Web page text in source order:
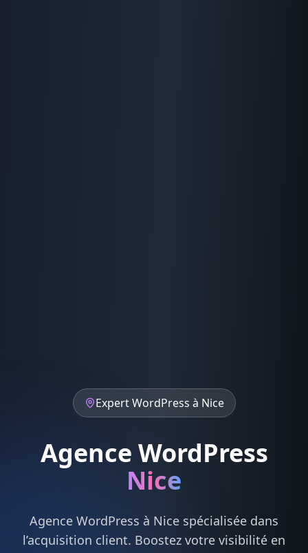
ExpertWordPress à Nice
Agence WordPress
Nice
Agence WordPress à Nice spécialisée dans
l’acquisition client. Boostez votre visibilité en